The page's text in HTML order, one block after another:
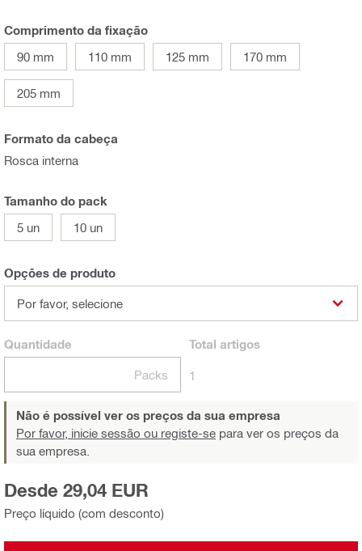
Comprimento da fixação
90 mm
110 mm 125 mm 170 mm
205 mm
Formato da cabeça
Rosca interna
Tamanho do pack
5 un
10 un
Opções de produto
Por favor, selecione
Quantidade
Packs
Total artigos
1
Não é possível ver os preços da sua empresa
Por favor, inicie sessão ou registe-se para ver os preços da
sua empresa.
Preço líquido (com desconto)
Desde 29,04 EUR